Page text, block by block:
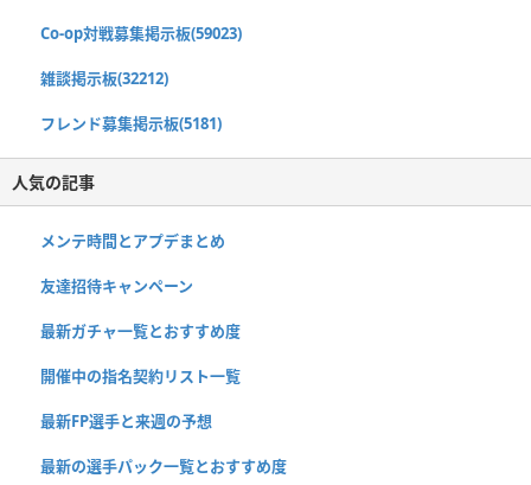
Co-op対戦募集掲示板(59023)
雑談掲示板(32212)
フレンド募集掲示板(5181)
人気の記事
メンテ時間とアプデまとめ
友達招待キャンペーン
最新ガチャ一覧とおすすめ度
開催中の指名契約リスト一覧
最新FP選手と来週の予想
最新の選手パック一覧とおすすめ度